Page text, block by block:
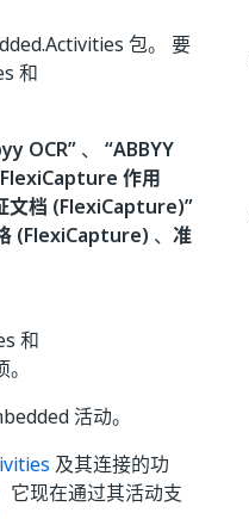
包。 要
和
OCR” 、 “ABBYY
作用
文档 (FlexiCapture)”
(FlexiCapture) 、 准
和
活动。
及其连接的功
它现在通过其活动支